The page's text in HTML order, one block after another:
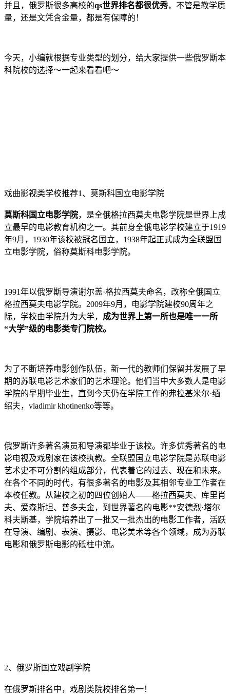
并且，俄罗斯很多高校的qs世界排名都很优秀，不管是教学质
量，还是文凭含金量，都是有保障的！
今天，小编就根据专业类型的划分，给大家提供一些俄罗斯本
科院校的选择～一起来看看吧～
戏曲影视类学校推荐1、莫斯科国立电影学院
莫斯科国立电影学院，是全俄格拉西莫夫电影学院是世界上成
立最早的电影教育机构之一。其前身全俄电影学校建立于1919
年9月，1930年该校被冠名国立，1938年起正式成为全联盟国
立电影学院，俗称莫斯科电影学院。
1991年以俄罗斯导演谢尔盖·格拉西莫夫命名，改称全俄国立
格拉西莫夫电影学院。2009年9月，电影学院建校90周年之
际，学校由学院升为大学， 成为世界上第一所也是唯一一所
“大学”级的电影类专门院校。
为了不断培养电影创作队伍，新一代的教师们保留并发展了早
期的苏联电影艺术家们的艺术理论。他们当中大多数人是电影
学院的早期毕业生，直到今天仍在学院工作的弗拉基米尔·缅
绍夫，vladimir khotinenko等等。
俄罗斯许多著名演员和导演都毕业于该校。许多优秀著名的电
影电视及戏剧家在该校执教。全联盟国立电影学院是苏联电影
艺术史不可分割的组成部分，代表着它的过去、现在和未来。
在各个不同的时代，有很多著名的电影及其相邻专业工作者在
本校任教。从建校之初的四位创始人——格拉西莫夫、库里肖
夫、爱森斯坦、普多夫金，到世界著名的电影**安德烈·塔尔
科夫斯基，学院培养出了一批又一批杰出的电影工作者，活跃
在导演、编剧、表演、摄影、电影美术等各个领域，成为苏联
电影和俄罗斯电影的砥柱中流。
2、俄罗斯国立戏剧学院
在俄罗斯排名中，戏剧类院校排名第一！